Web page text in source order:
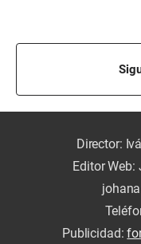
Director:
Editor
Publicidad: